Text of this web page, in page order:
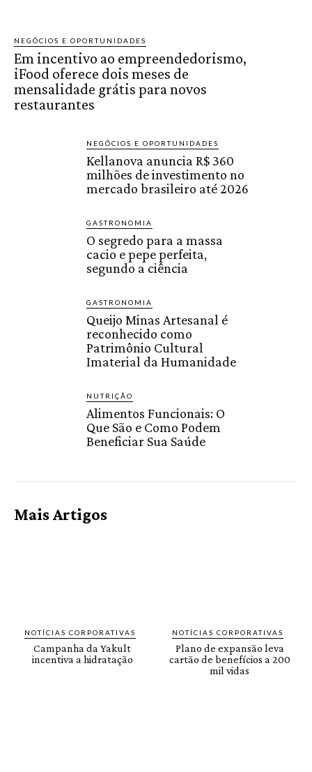
NEGÓCIOS E OPORTUNIDADES
Em incentivo ao empreendedorismo,
iFood oferece dois meses de
mensalidade grátis para novos
restaurantes
NEGÓCIOS E OPORTUNIDADES
Kellanova anuncia R$ 360
milhões de investimento no
mercado brasileiro até 2026
GASTRONOMIA
O segredo para a massa
cacio e pepe perfeita,
segundo a ciência
GASTRONOMIA
Queijo Minas Artesanal é
reconhecido como
Patrimônio Cultural
Imaterial da Humanidade
NUTRIÇÃO
Alimentos Funcionais: O
Que São e Como Podem
Beneficiar Sua Saúde
Mais Artigos
NOTÍCIAS CORPORATIVAS
Campanha da Yakult
incentiva a hidratação
NOTÍCIAS CORPORATIVAS
Plano de expansão leva
cartão de benefícios a 200
mil vidas